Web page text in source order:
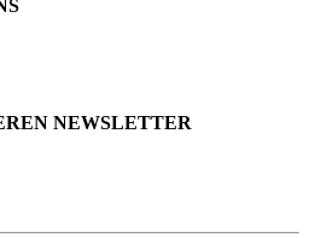
NEWSLETTER